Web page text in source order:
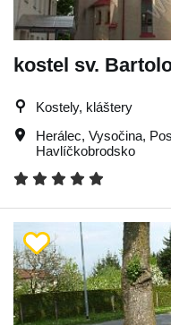
kostel sv.
Kostely, kláštery
Herálec, Vysočina,
Havlíčkobrodsko